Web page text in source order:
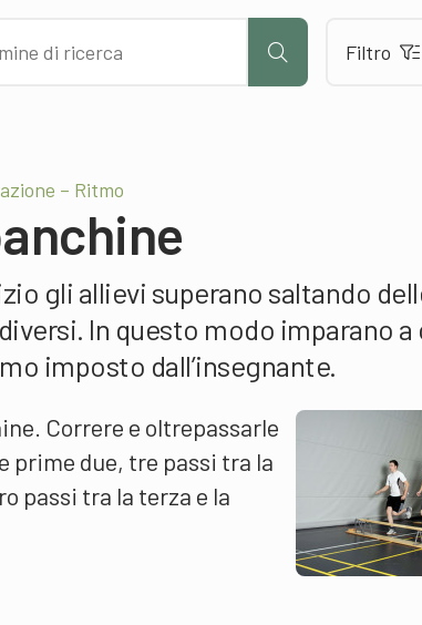
Filtro
– Ritmo
gli allievi superano saltando
In questo modo imparano a
imposto dall’insegnante.
Correre e oltrepassarle
prime due, tre passi tra la
passi tra la terza e la